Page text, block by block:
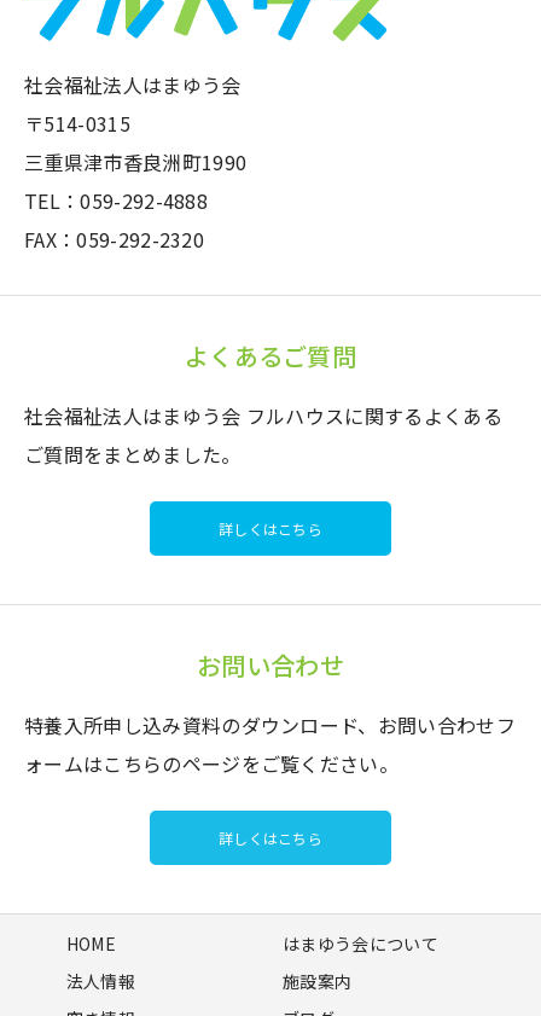
社会福祉法人はまゆう会
〒514-0315
三重県津市香良洲町1990
TEL：059-292-4888
FAX：059-292-2320
よくあるご質問
社会福祉法人はまゆう会 フルハウスに関するよくある
ご質問をまとめました。
詳しくはこちら
お問い合わせ
特養入所申し込み資料のダウンロード、お問い合わせフ
ォームはこちらのページをご覧ください。
詳しくはこちら
HOME
はまゆう会について
法人情報
施設案内